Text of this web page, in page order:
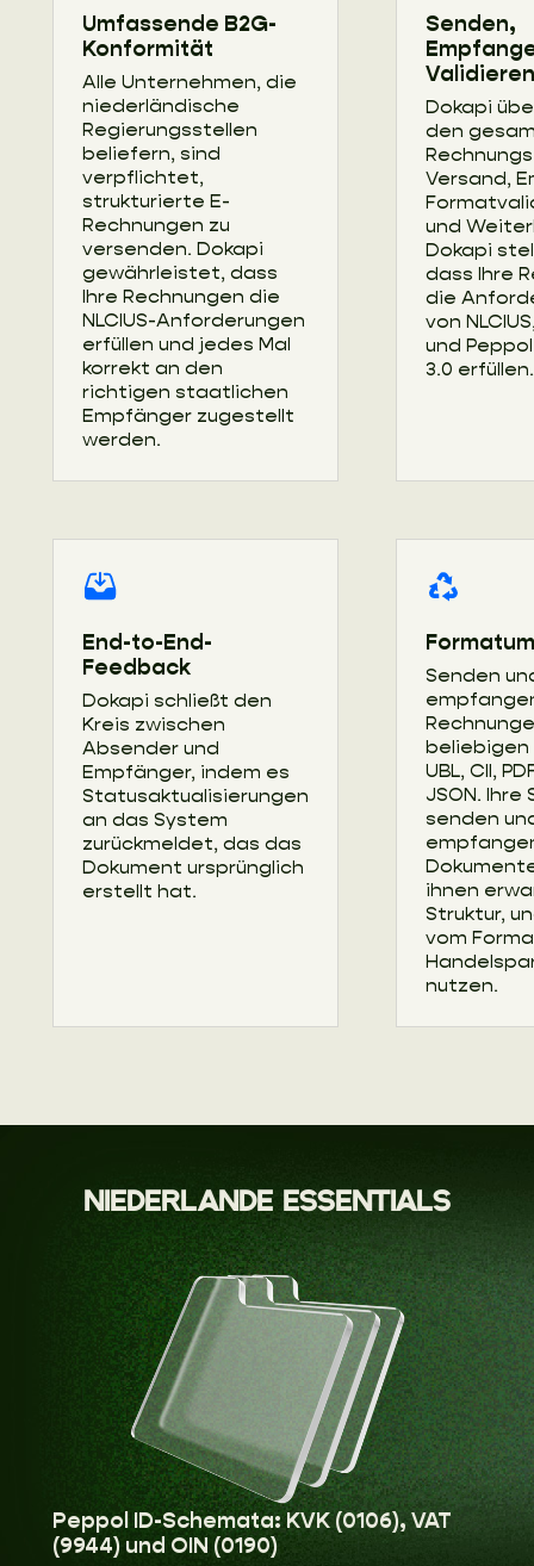
Umfassende B2G-
Konformität
Alle Unternehmen, die
niederländische
Regierungsstellen
beliefern, sind
verpflichtet,
strukturierte E-
Rechnungen zu
versenden. Dokapi
gewährleistet, dass
Ihre Rechnungen die
NLCIUS-Anforderungen
erfüllen und jedes Mal
korrekt an den
richtigen staatlichen
Empfänger zugestellt
werden.
Senden,
Validieren
Dokapi
den
Versand,
und
Dokapi
dass Ihre
die
von
und Peppol
3.0 erfüllen.
End-to-End-
Feedback
Dokapi schließt den
Kreis zwischen
Absender und
Empfänger, indem es
Statusaktualisierungen
an das System
zurückmeldet, das das
Dokument ursprünglich
erstellt hat.
Senden
beliebigen
UBL, CII,
JSON.
senden
ihnen
Struktur,
vom
nutzen.
NIEDERLANDE ESSENTIALS
Peppol ID-Schemata: KVK (0106), VAT
(9944) und OIN (0190)